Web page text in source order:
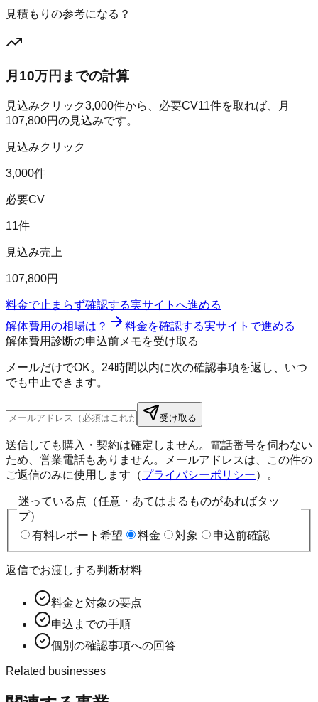
見積もりの参考になる？
月10万円までの計算
見込みクリック3,000件から、必要CV11件を取れば、月
107,800円の見込みです。
見込みクリック
3,000件
必要CV
11件
見込み売上
107,800円
料金で止まらず確認する実サイトへ進める
解体費用の相場は？
料金を確認する実サイトで進める
解体費用診断の申込前メモを受け取る
メールだけでOK。24時間以内に次の確認事項を返し、いつ
でも中止できます。
受け取る
送信しても購入・契約は確定しません。電話番号を伺わない
ため、営業電話もありません。メールアドレスは、この件の
ご返信のみに使用します（プライバシーポリシー）。
迷っている点（任意・あてはまるものがあればタッ
プ）
有料レポート希望
料金 対象 申込前確認
返信でお渡しする判断材料
料金と対象の要点
申込までの手順
個別の確認事項への回答
Related businesses